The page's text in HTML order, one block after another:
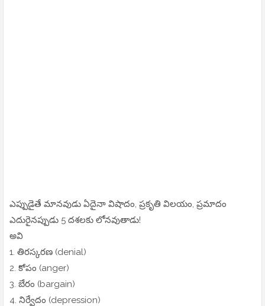
ఎప్పుడైతే మానవుడు ఏదైనా విషాదం, ప్రకృతి విలయం, ప్రమాదం
ఎదురైనప్పుడు 5 దశలకు లోనవుతాడు!
అవి
1. తిరస్కరణ (denial)
2. కోపం (anger)
3. బేరం (bargain)
4. నిర్వేదం (depression)